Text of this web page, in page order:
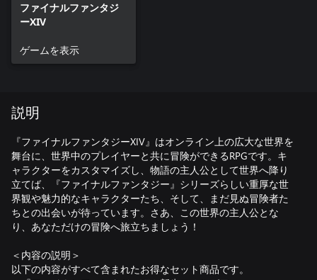
ファイナルファンタジ
ーXIV
ゲームを表示
説明
『ファイナルファンタジーXIV』はオンライン上の広大な世界を
舞台に、世界中のプレイヤーと共に冒険ができるRPGです。キ
ャラクターをカスタマイズし、物語の主人公として世界へ降り
立てば、『ファイナルファンタジー』シリーズらしい重厚な世
界観や魅力的なキャラクターたち、そして、まだ見ぬ冒険者た
ちとの出会いが待っています。さあ、この世界の主人公とな
り、あなただけの冒険へ旅立ちましょう！
＜内容の説明＞
以下の内容がすべて含まれたお得なセット商品です。